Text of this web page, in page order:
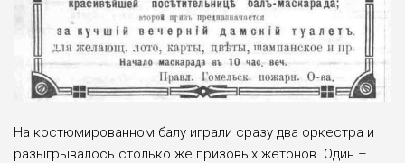
На костюмированном балу играли сразу два оркестра и
разыгрывалось столько же призовых жетонов. Один –